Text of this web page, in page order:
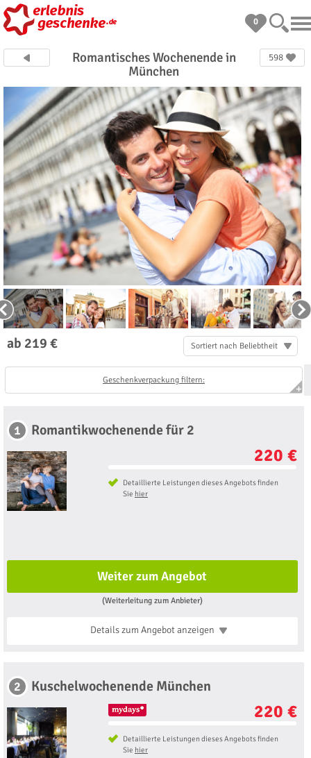
0
Romantisches Wochenende in
München
598
ab 219 € Sortiert nach Beliebtheit
Geschenkverpackung filtern:
1 Romantikwochenende für 2
220 €
Detaillierte Leistungen dieses Angebots finden
Sie hier
Weiter zum Angebot
(Weiterleitung zum Anbieter)
Details zum Angebotanzeigen
2 Kuschelwochenende München
220 €
Detaillierte Leistungen dieses Angebots finden
Sie hier